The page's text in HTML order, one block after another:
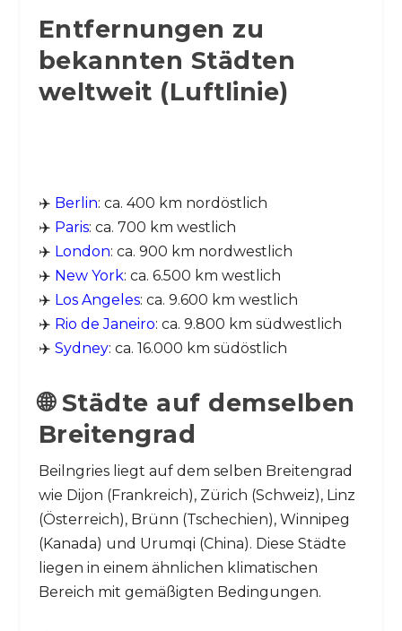
Entfernungen zu
bekannten Städten
weltweit (Luftlinie)
✈️ Berlin: ca. 400 km nordöstlich
✈️ Paris: ca. 700 km westlich
✈️ London: ca. 900 km nordwestlich
✈️ New York: ca. 6.500 km westlich
✈️ Los Angeles: ca. 9.600 km westlich
✈️ Rio de Janeiro: ca. 9.800 km südwestlich
✈️ Sydney: ca. 16.000 km südöstlich
🌐 Städte auf demselben
Breitengrad
Beilngries liegt auf dem selben Breitengrad
wie Dijon (Frankreich), Zürich (Schweiz), Linz
(Österreich), Brünn (Tschechien), Winnipeg
(Kanada) und Urumqi (China). Diese Städte
liegen in einem ähnlichen klimatischen
Bereich mit gemäßigten Bedingungen.